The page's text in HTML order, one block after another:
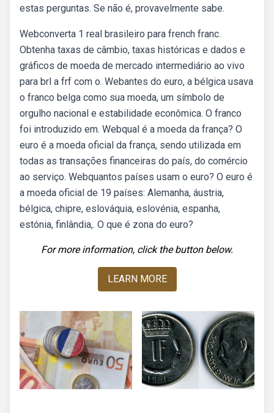
estas perguntas. Se não é, provavelmente sabe.
Webconverta 1 real brasileiro para french franc.
Obtenha taxas de câmbio, taxas históricas e dados e
gráficos de moeda de mercado intermediário ao vivo
para brl a frf com o. Webantes do euro, a bélgica usava
o franco belga como sua moeda, um símbolo de
orgulho nacional e estabilidade econômica. O franco
foi introduzido em. Webqual é a moeda da frança? O
euro é a moeda oficial da frança, sendo utilizada em
todas as transações financeiras do país, do comércio
ao serviço. Webquantos países usam o euro? O euro é
a moeda oficial de 19 países: Alemanha, áustria,
bélgica, chipre, eslováquia, eslovénia, espanha,
estónia, finlândia,. O que é zona do euro?
For more information, click the button below.
LEARN MORE